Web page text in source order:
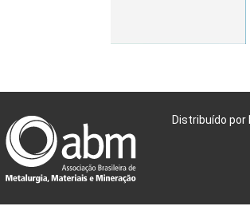
Distribuído por